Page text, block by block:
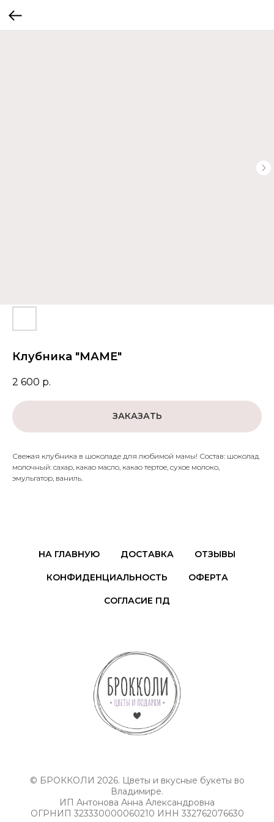
Клубника "МАМЕ"
2 600 р.
ЗАКАЗАТЬ
Свежая клубника в шоколаде для любимой мамы! Состав: шоколад
молочный: сахар, какао масло, какао тертое, сухое молоко,
эмульгатор, ваниль.
НА ГЛАВНУЮ ДОСТАВКА ОТЗЫВЫ
КОНФИДЕНЦИАЛЬНОСТЬ ОФЕРТА
СОГЛАСИЕ ПД
© БРОККОЛИ 2026. Цветы и вкусные букеты во
Владимире.
ИП Антонова Анна Александровна
ОГРНИП 323330000060210 ИНН 332762076630